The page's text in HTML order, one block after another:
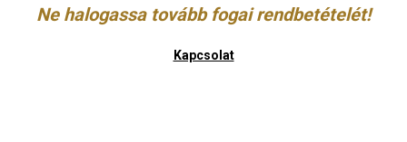
Ne halogassa tovább fogai rendbetételét!
Kapcsolat